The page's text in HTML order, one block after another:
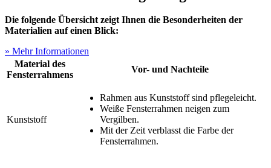
Die folgende Übersicht zeigt Ihnen die Besonderheiten der
Materialien auf einen Blick:
» Mehr Informationen
Material des
Fensterrahmens
Vor- und Nachteile
Kunststoff
Rahmen aus Kunststoff sind pflegeleicht.
Weiße Fensterrahmen neigen zum
Vergilben.
Mit der Zeit verblasst die Farbe der
Fensterrahmen.